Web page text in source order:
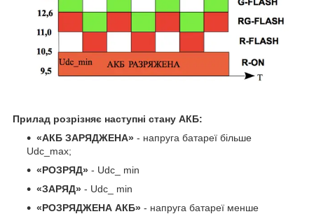
Прилад розрізняє наступні стану АКБ:
«АКБ ЗАРЯДЖЕНА» - напруга батареї більше
Udc_max;
«РОЗРЯД» - Udc_ min
«ЗАРЯД» - Udc_ min
«РОЗРЯДЖЕНА АКБ» - напруга батареї менше